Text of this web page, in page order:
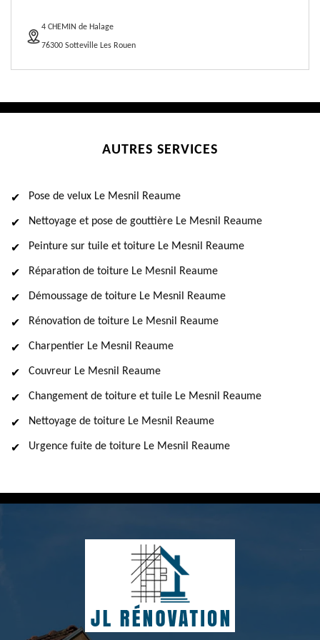
4 CHEMIN de Halage
76300 Sotteville Les Rouen
AUTRES SERVICES
Pose de velux Le Mesnil Reaume
Nettoyage et pose de gouttière Le Mesnil Reaume
Peinture sur tuile et toiture Le Mesnil Reaume
Réparation de toiture Le Mesnil Reaume
Démoussage de toiture Le Mesnil Reaume
Rénovation de toiture Le Mesnil Reaume
Charpentier Le Mesnil Reaume
Couvreur Le Mesnil Reaume
Changement de toiture et tuile Le Mesnil Reaume
Nettoyage de toiture Le Mesnil Reaume
Urgence fuite de toiture Le Mesnil Reaume